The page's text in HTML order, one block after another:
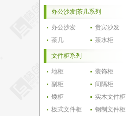
办公沙发|茶几系列
办公沙发
贵宾沙发
茶几
茶水柜
文件柜系列
地柜
装饰柜
副柜
间隔柜
矮柜
实木文件柜
板式文件柜
钢制文件柜